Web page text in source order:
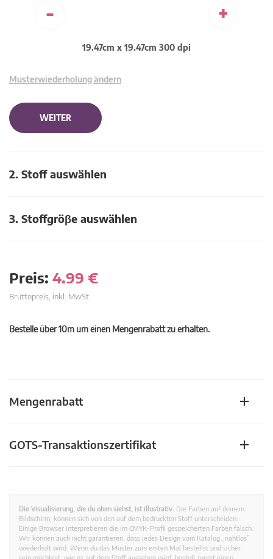
- +
19.47cm x 19.47cm 300 dpi
Musterwiederholung ändern
WEITER
2. Stoff auswählen
3. Stoffgröβe auswählen
Preis: 4.99 €
Bruttopreis, inkl. MwSt.
Bestelle über 10m um einen Mengenrabatt zu erhalten.
Mengenrabatt
GOTS-Transaktionszertifikat
Die Visualisierung, die du oben siehst, ist illustrativ. Die Farben auf deinem
Bildschirm, können sich von den auf dem bedruckten Stoff unterscheiden.
Einige Browser interpretieren die im CMYK-Profil gespeicherten Farben falsch.
Wir können auch nicht garantieren, dass jedes Design vom Katalog „nahtlos”
wiederholt wird. Wenn du das Muster zum ersten Mal bestellst und sicher